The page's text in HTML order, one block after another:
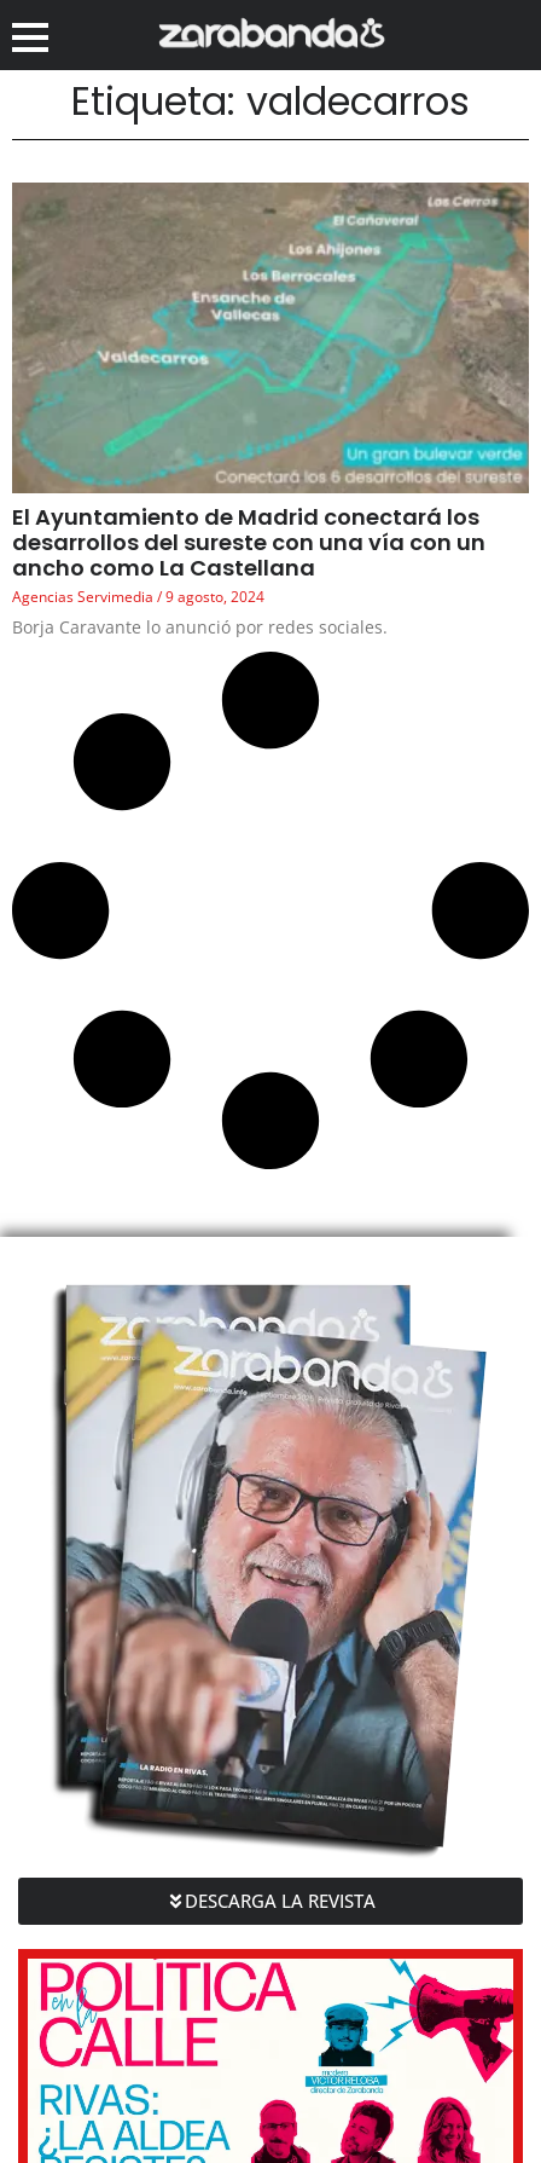
Etiqueta: valdecarros
El Ayuntamiento de Madrid conectará los
desarrollos del sureste con una vía con un
ancho como La Castellana
Agencias Servimedia 9 agosto, 2024
Borja Caravante lo anunció por redes sociales.
DESCARGA LA REVISTA